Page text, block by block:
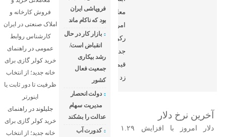
معاملات
امروز
رکورد
جدید
قیمتی
زد
آخرین نرخ دلار
دلار امروز با افزایش ۱.۲۹
فروپاشی ایران
بود که ناکام ماند
بازار کار در حال
انقباض است/
رشد بیکاری
جمعیت فعال
کشور
دولت انحصار
مدیریت سهام
عدالت را بشکند
کدورت آب
فروش کارخانه و
املاک صنعتی در ایران
کارشناس روابط
عمومیدر راهنمای
خرید کولر گازی برای
خانه جدید؛ از انتخاب
ظرفیت تا دور ثابت یا
اینورتر
جلیلونددر راهنمای
خرید کولر گازی برای
خانه جدید؛ از انتخاب